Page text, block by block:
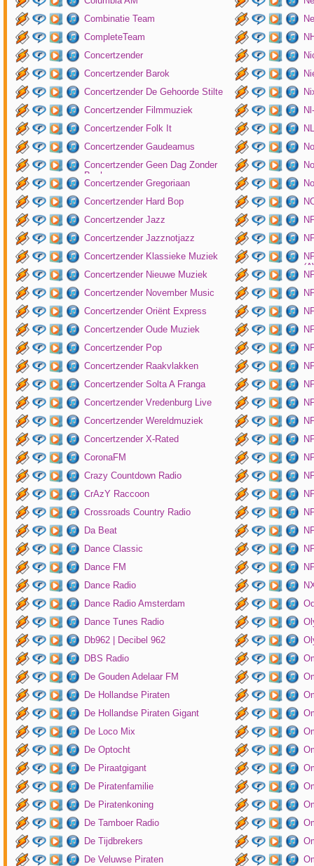
Combinatie Team
CompleteTeam
Concertzender
Concertzender Barok
Concertzender De Gehoorde Stilte
Concertzender Filmmuziek
Concertzender Folk It
Concertzender Gaudeamus
Concertzender Geen Dag Zonder
Bach
Concertzender Gregoriaan
Concertzender Hard Bop
Concertzender Jazz
Concertzender Jazznotjazz
Concertzender Klassieke Muziek
Concertzender Nieuwe Muziek
Concertzender November Music
Concertzender Oriënt Express
Concertzender Oude Muziek
Concertzender Pop
Concertzender Raakvlakken
Concertzender Solta A Franga
Concertzender Vredenburg Live
Concertzender Wereldmuziek
Concertzender X-Rated
CoronaFM
Crazy Countdown Radio
CrAzY Raccoon
Crossroads Country Radio
Da Beat
Dance Classic
Dance FM
Dance Radio
Dance Radio Amsterdam
Dance Tunes Radio
Db962 | Decibel 962
DBS Radio
De Gouden Adelaar FM
De Hollandse Piraten
De Hollandse Piraten Gigant
De Loco Mix
De Optocht
De Piraatgigant
De Piratenfamilie
De Piratenkoning
De Tamboer Radio
De Tijdbrekers
De Veluwse Piraten